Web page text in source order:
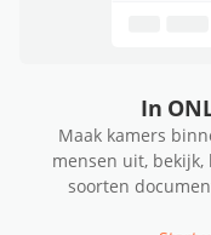
In
Maak kamers
mensen uit,
soorten